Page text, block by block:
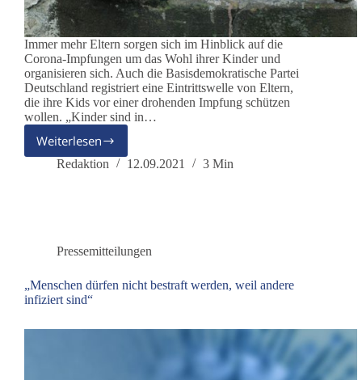
Immer mehr Eltern sorgen sich im Hinblick auf die
Corona-Impfungen um das Wohl ihrer Kinder und
organisieren sich. Auch die Basisdemokratische Partei
Deutschland registriert eine Eintrittswelle von Eltern,
die ihre Kids vor einer drohenden Impfung schützen
wollen. „Kinder sind in…
Weiterlesen
Besorgte
Eltern
Partei
dieBasis
gegen
Impfdruck
Redaktion 12.09.2021 3 Min
Pressemitteilungen
„Menschen dürfen nicht bestraft werden, weil andere
infiziert sind“